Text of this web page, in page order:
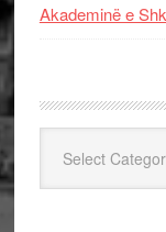
Akademinë e